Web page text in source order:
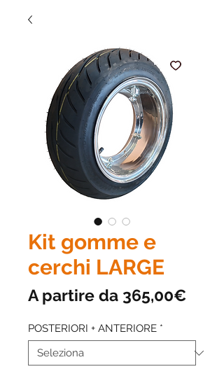
Kit gomme e
cerchi LARGE
A partire da 365,00€
POSTERIORI + ANTERIORE *